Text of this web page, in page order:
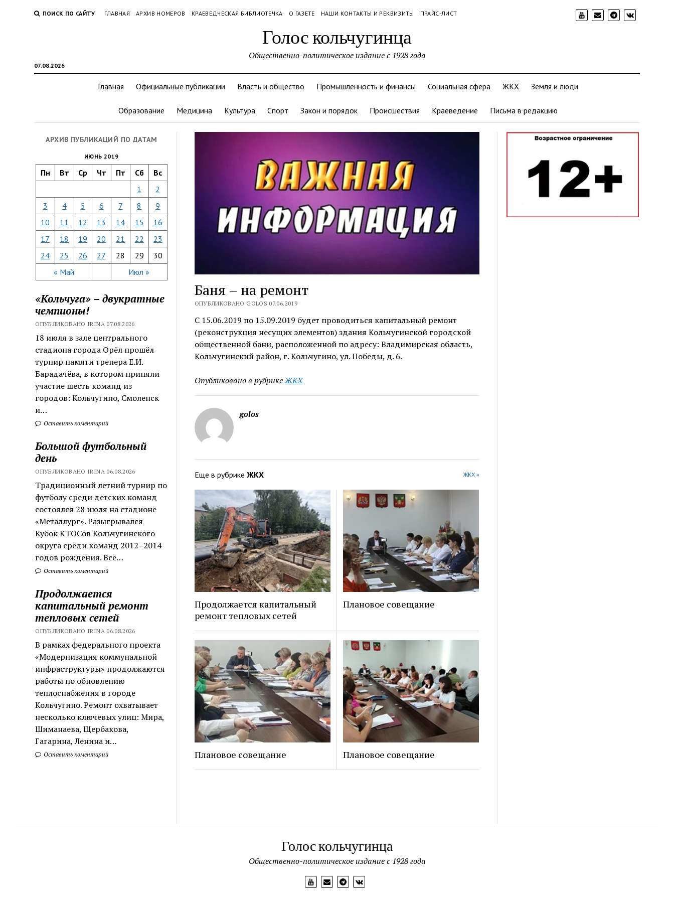
ПОИСК ПО САЙТУ ГЛАВНАЯ АРХИВ НОМЕРОВ КРАЕВЕДЧЕСКАЯ БИБЛИОТЕЧКА О ГАЗЕТЕ НАШИ КОНТАКТЫ И РЕКВИЗИТЫ ПРАЙС-ЛИСТ
Голос кольчугинца
07.08.2026
Общественно-политическое издание с 1928 года
Главная Официальные публикации Власть и общество Промышленность и финансы Социальная сфера ЖКХ Земля и люди
Образование Медицина Культура Спорт Закон и порядок Происшествия Краеведение Письма в редакцию
АРХИВ ПУБЛИКАЦИЙ ПО ДАТАМ
ИЮНЬ 2019
Пн Вт Ср Чт Пт Сб Вс
« Май Июл »
1
2
3
4 5 6 7 8
9
10
11 12 13 14 15
16
17
18 19 20 21 22
23
24
25 26 27 28 29 30
«Кольчуга» – двукратные
чемпионы!
ОПУБЛИКОВАНО IRINA 07.08.2026
18 июля в зале центрального
стадиона города Орёл прошёл
турнир памяти тренера Е.И.
Барадачёва, в котором приняли
участие шесть команд из
городов: Кольчугино, Смоленск
и…
Оставить коментарий
Большой футбольный
день
ОПУБЛИКОВАНО IRINA 06.08.2026
Традиционный летний турнир по
футболу среди детских команд
состоялся 28 июля на стадионе
«Металлург». Разыгрывался
Кубок КТОСов Кольчугинского
округа среди команд 2012–2014
годов рождения. Все…
Оставить коментарий
Продолжается
капитальный ремонт
тепловых сетей
ОПУБЛИКОВАНО IRINA 06.08.2026
В рамках федерального проекта
«Модернизация коммунальной
инфраструктуры» продолжаются
работы по обновлению
теплоснабжения в городе
Кольчугино. Ремонт охватывает
несколько ключевых улиц: Мира,
Шиманаева, Щербакова,
Гагарина, Ленина и…
Оставить коментарий
Баня – на ремонт
ОПУБЛИКОВАНО GOLOS 07.06.2019
С 15.06.2019 по 15.09.2019 будет проводиться капитальный ремонт
(реконструкция несущих элементов) здания Кольчугинской городской
общественной бани, расположенной по адресу: Владимирская область,
Кольчугинский район, г. Кольчугино, ул. Победы, д. 6.
Опубликовано в рубрикеЖКХ
golos
Еще в рубрике ЖКХ ЖКХ »
Продолжается капитальный
ремонт тепловых сетей
Плановое совещание
Плановое совещание Плановое совещание
Голос кольчугинца
Общественно-политическое издание с 1928 года